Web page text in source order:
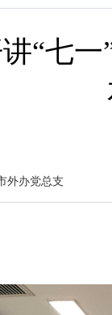
“七
外办党总支